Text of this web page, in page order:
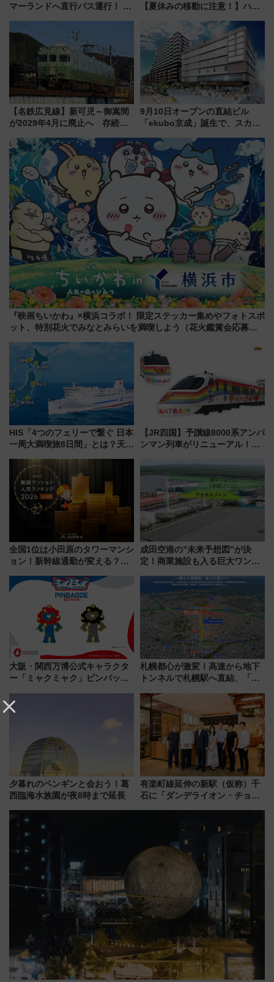
マーランドへ直行バス運行！ お
推し活を楽しもう！（2026年
8/1～31）
【夏休みの移動に注意！】ハン
「身の回り品」新サイズ制限
(40×30×20cm)おさらい
【名鉄広見線】新可児～御嵩間
が2029年4月に廃止へ 存続協
9月10日オープンの直結ビル
「ekubo京成」誕生で、スカイ
新鎌ヶ谷はどう変わる？ 全テナ
ント情報も公開！
『映画ちいかわ』×横浜コラボ！ 限定ステッカー集めやフォトスポ
ット、特別花火でみなとみらいを満喫しよう（花火鑑賞会応募は
HIS「4つのフェリーで繋ぐ 日本
一周大満喫旅8日間」とは？天橋
の絶景＆限定グルメを網羅！煩
雑な手続きも不要でお手軽に楽
しめるプランが登場
【JR四国】予讃線8000系アンパ
ンマン列車がリニューアル！内
今年12月
全国1位は小田原のタワーマンシ
ョン！新幹線通勤が変える？
【新築マンション人気ランキン
グ】
成田空港の”未来予想図”が決
定！商業施設も入る巨大ワンタ
で新型特急が品川･羽田とを結
ぶ！ JR空港駅は2面3線化！
大阪・関西万博公式キャラクタ
ー「ミャクミャク」ピンバッジ
中旬発売
札幌都心が激変！高速から地下
トンネルで札幌駅へ直結、「創
から本格着工、延長4.8km整備
事業の全貌
夕暮れのペンギンと会おう！葛
西臨海水族園が夜8時まで延長
有楽町線延伸の新駅（仮称）千
石に「ダンデライオン・チョコ